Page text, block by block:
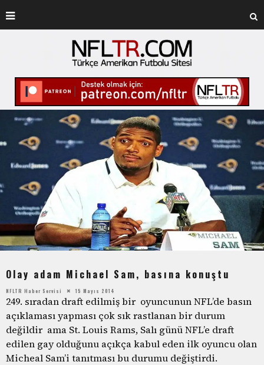
Olay adam Michael Sam, basına konuştu
NFLTR Haber Servisi 15 Mayıs 2014
249. sıradan draft edilmiş bir oyuncunun NFL’de basın
açıklaması yapması çok sık rastlanan bir durum
değildir ama St. Louis Rams, Salı günü NFL’e draft
edilen gay olduğunu açıkça kabul eden ilk oyuncu olan
Micheal Sam’i tanıtması bu durumu değiştirdi.